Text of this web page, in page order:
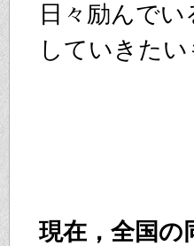
日々励んで
していきたい
現在，全国の